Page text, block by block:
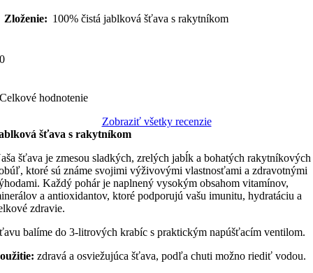
Zloženie: 100% čistá jablková šťava s rakytníkom
0
Celkové hodnotenie
Zobraziť všetky recenzie
šťava s rakytníkom
šťava je zmesou sladkých, zrelých jabĺk a bohatých rakytníkových
ktoré sú známe svojimi výživovými vlastnosťami a zdravotnými
Každý pohár je naplnený vysokým obsahom vitamínov,
a antioxidantov, ktoré podporujú vašu imunitu, hydratáciu a
zdravie.
balíme do 3-litrových krabíc s praktickým napúšťacím ventilom.
zdravá a osviežujúca šťava, podľa chuti možno riediť vodou.